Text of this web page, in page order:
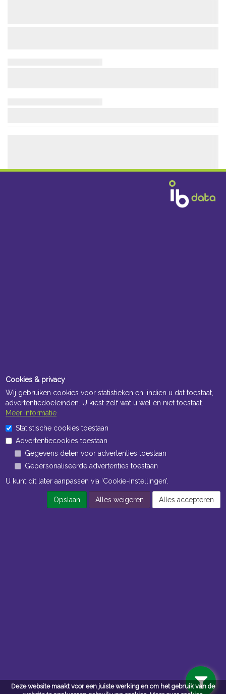
Deze website maakt voor een juiste werking en om het gebruik van de
Privacy
Cookies & privacy
Wij gebruiken cookies voor statistieken en, indien u dat toestaat,
advertentiedoeleinden. U kiest zelf wat u wel en niet toestaat.
Meer informatie
Statistische cookies toestaan
Advertentiecookies toestaan
Gegevens delen voor advertenties toestaan
Gepersonaliseerde advertenties toestaan
U kunt dit later aanpassen via ‘Cookie-instellingen’.
Opslaan Alles weigeren Alles accepteren